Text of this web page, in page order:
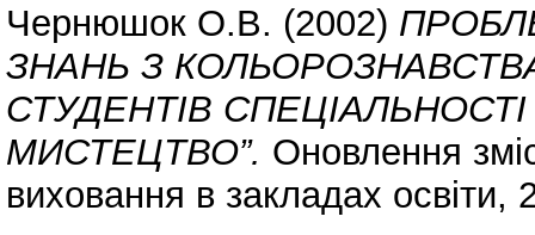
Чернюшок О.В. (2002)
ЗНАНЬ З
СТУДЕНТІВ
МИСТЕЦТВО”. Оновлення
виховання в закладах